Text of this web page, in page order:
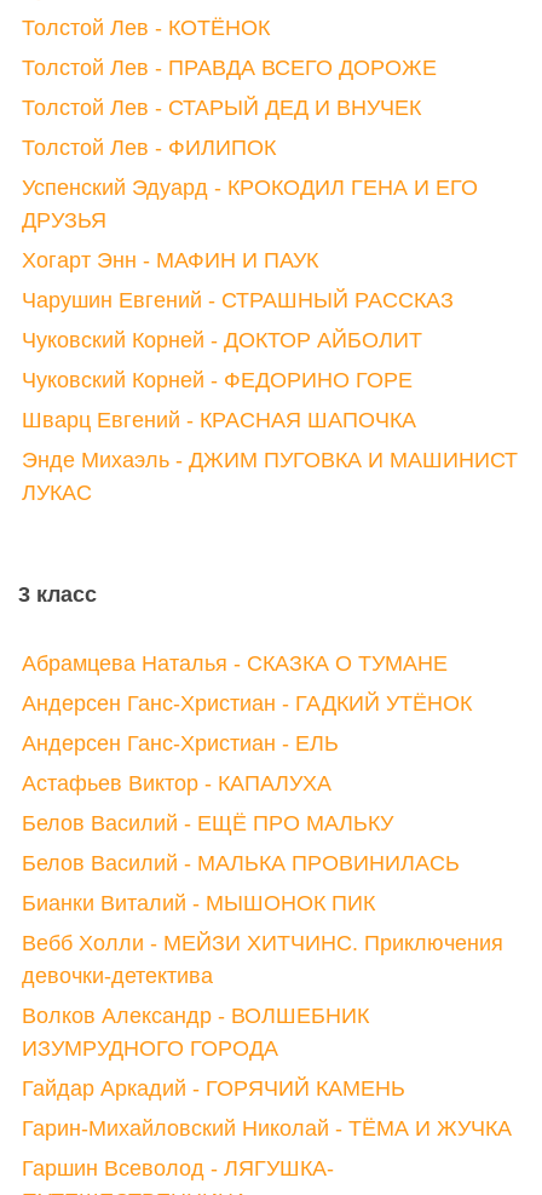
Толстой Лев - КОТЁНОК
Толстой Лев - ПРАВДА ВСЕГО ДОРОЖЕ
Толстой Лев - СТАРЫЙ ДЕД И ВНУЧЕК
Толстой Лев - ФИЛИПОК
Успенский Эдуард - КРОКОДИЛ ГЕНА И ЕГО
ДРУЗЬЯ
Хогарт Энн - МАФИН И ПАУК
Чарушин Евгений - СТРАШНЫЙ РАССКАЗ
Чуковский Корней - ДОКТОР АЙБОЛИТ
Чуковский Корней - ФЕДОРИНО ГОРЕ
Шварц Евгений - КРАСНАЯ ШАПОЧКА
Энде Михаэль - ДЖИМ ПУГОВКА И МАШИНИСТ
ЛУКАС
3 класс
Абрамцева Наталья - СКАЗКА О ТУМАНЕ
Андерсен Ганс-Христиан - ГАДКИЙ УТЁНОК
Андерсен Ганс-Христиан - ЕЛЬ
Астафьев Виктор - КАПАЛУХА
Белов Василий - ЕЩЁ ПРО МАЛЬКУ
Белов Василий - МАЛЬКА ПРОВИНИЛАСЬ
Бианки Виталий - МЫШОНОК ПИК
Вебб Холли - МЕЙЗИ ХИТЧИНС. Приключения
девочки-детектива
Волков Александр - ВОЛШЕБНИК
ИЗУМРУДНОГО ГОРОДА
Гайдар Аркадий - ГОРЯЧИЙ КАМЕНЬ
Гарин-Михайловский Николай - ТЁМА И ЖУЧКА
Гаршин Всеволод - ЛЯГУШКА-